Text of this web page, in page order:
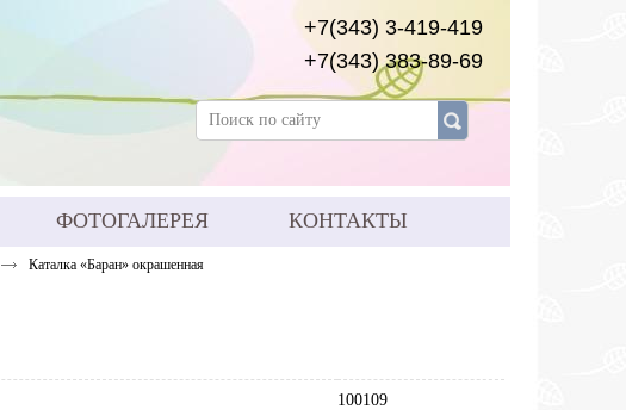
+7(343) 3-419-419
+7(343) 383-89-69
ФОТОГАЛЕРЕЯ КОНТАКТЫ
Каталка «Баран» окрашенная
100109